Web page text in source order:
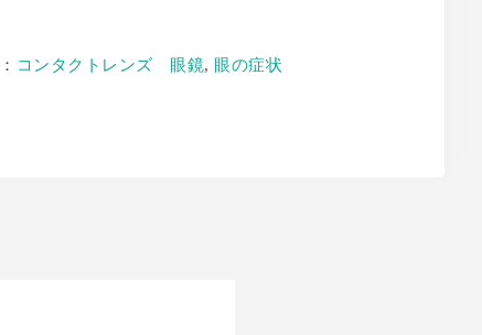
コンタクトレンズ 眼鏡, 眼の症状